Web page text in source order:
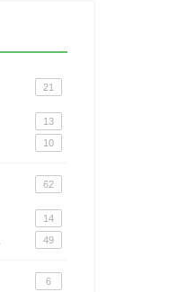
21
13
10
62
14
49
6